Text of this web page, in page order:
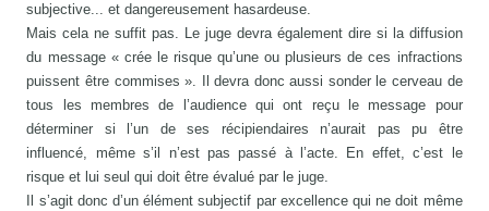
subjective... et dangereusement hasardeuse.
Mais cela ne suffit pas. Le juge devra également dire si la diffusion
du message « crée le risque qu’une ou plusieurs de ces infractions
puissent être commises ». Il devra donc aussi sonder le cerveau de
tous les membres de l’audience qui ont reçu le message pour
déterminer si l’un de ses récipiendaires n’aurait pas pu être
influencé, même s’il n’est pas passé à l’acte. En effet, c’est le
risque et lui seul qui doit être évalué par le juge.
Il s’agit donc d’un élément subjectif par excellence qui ne doit même